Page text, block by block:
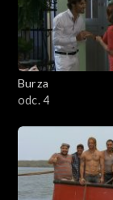
Burza
odc. 4